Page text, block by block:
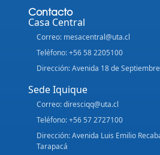
Contacto
Casa Central
Correo: mesacentral@uta.cl
Teléfono: +56 58 2205100
Dirección: Avenida 18 de
Sede Iquique
Correo: diresciqq@uta.cl
Teléfono: +56 57 2727100
Dirección: Avenida Luis Emilio
Tarapacá